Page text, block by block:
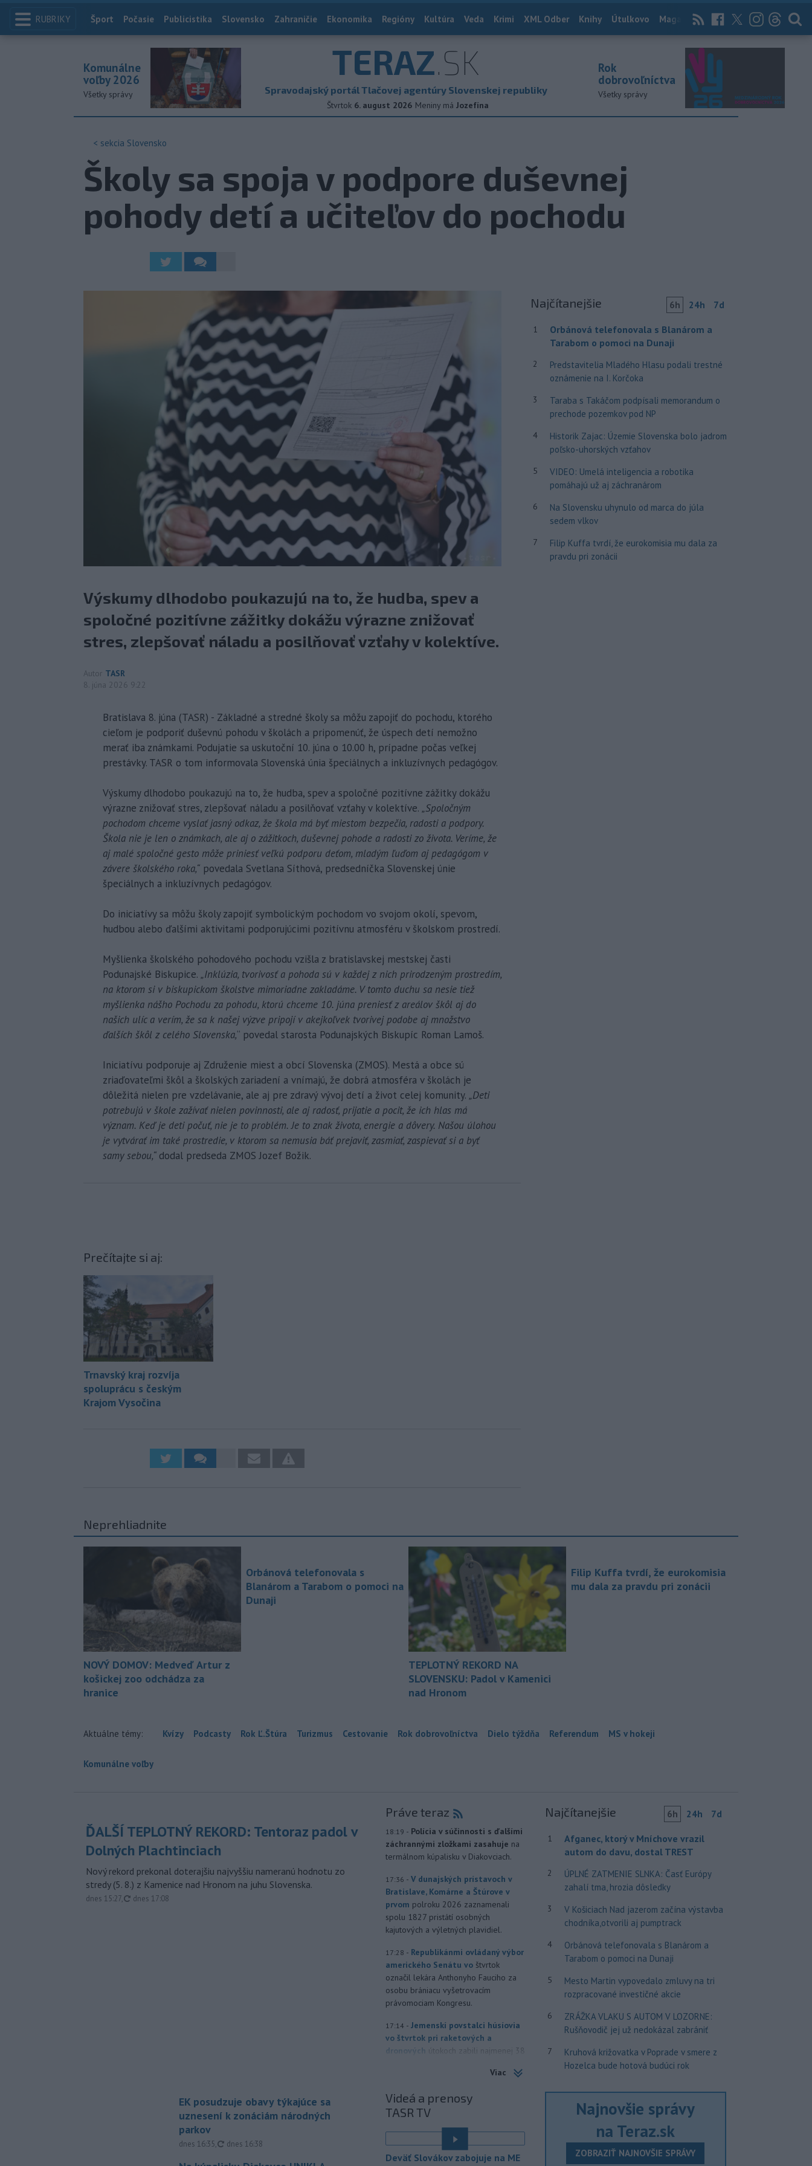
RUBRIKY Index
Šport Počasie Publicistika Slovensko Zahraničie Ekonomika Regióny Kultúra Veda Krimi XML Odber Knihy Útulkovo Magazín News Now Archív
TERAZ.SK
Spravodajský portál Tlačovej agentúry Slovenskej republiky
Štvrtok 6. august 2026 Meniny má Jozefína
Komunálne
voľby 2026
Všetky správy
Rok
dobrovoľníctva
Všetky správy
< sekcia Slovensko
Školy sa spoja v podpore duševnej
pohody detí a učiteľov do pochodu
Výskumy dlhodobo poukazujú na to, že hudba, spev a
spoločné pozitívne zážitky dokážu výrazne znižovať
stres, zlepšovať náladu a posilňovať vzťahy v kolektíve.
Autor TASR
8. júna 2026 9:22
Bratislava 8. júna (TASR) - Základné a stredné školy sa môžu zapojiť do pochodu, ktorého
cieľom je podporiť duševnú pohodu v školách a pripomenúť, že úspech detí nemožno
merať iba známkami. Podujatie sa uskutoční 10. júna o 10.00 h, prípadne počas veľkej
prestávky. TASR o tom informovala Slovenská únia špeciálnych a inkluzívnych pedagógov.
Výskumy dlhodobo poukazujú na to, že hudba, spev a spoločné pozitívne zážitky dokážu
výrazne znižovať stres, zlepšovať náladu a posilňovať vzťahy v kolektíve. „Spoločným
pochodom chceme vyslať jasný odkaz, že škola má byť miestom bezpečia, radosti a podpory.
Škola nie je len o známkach, ale aj o zážitkoch, duševnej pohode a radosti zo života. Veríme, že
aj malé spoločné gesto môže priniesť veľkú podporu deťom, mladým ľuďom aj pedagógom v
závere školského roka,“ povedala Svetlana Síthová, predsedníčka Slovenskej únie
špeciálnych a inkluzívnych pedagógov.
Do iniciatívy sa môžu školy zapojiť symbolickým pochodom vo svojom okolí, spevom,
hudbou alebo ďalšími aktivitami podporujúcimi pozitívnu atmosféru v školskom prostredí.
Myšlienka školského pohodového pochodu vzišla z bratislavskej mestskej časti
Podunajské Biskupice. „Inklúzia, tvorivosť a pohoda sú v každej z nich prirodzeným prostredím,
na ktorom si v biskupickom školstve mimoriadne zakladáme. V tomto duchu sa nesie tiež
myšlienka nášho Pochodu za pohodu, ktorú chceme 10. júna preniesť z areálov škôl aj do
našich ulíc a verím, že sa k našej výzve pripojí v akejkoľvek tvorivej podobe aj množstvo
ďalších škôl z celého Slovenska,“ povedal starosta Podunajských Biskupíc Roman Lamoš.
Iniciatívu podporuje aj Združenie miest a obcí Slovenska (ZMOS). Mestá a obce sú
zriaďovateľmi škôl a školských zariadení a vnímajú, že dobrá atmosféra v školách je
dôležitá nielen pre vzdelávanie, ale aj pre zdravý vývoj detí a život celej komunity. „Deti
potrebujú v škole zažívať nielen povinnosti, ale aj radosť, prijatie a pocit, že ich hlas má
význam. Keď je deti počuť, nie je to problém. Je to znak života, energie a dôvery. Našou úlohou
je vytvárať im také prostredie, v ktorom sa nemusia báť prejaviť, zasmiať, zaspievať si a byť
samy sebou,“ dodal predseda ZMOS Jozef Božik.
Prečítajte si aj:
Trnavský kraj rozvíja
spoluprácu s českým
Krajom Vysočina
Najčítanejšie 6h 24h 7d
1
Orbánová telefonovala s Blanárom a
Tarabom o pomoci na Dunaji
2
Predstavitelia Mladého Hlasu podali trestné
oznámenie na I. Korčoka
3
Taraba s Takáčom podpísali memorandum o
prechode pozemkov pod NP
4
Historik Zajac: Územie Slovenska bolo jadrom
poľsko-uhorských vzťahov
5
VIDEO: Umelá inteligencia a robotika
pomáhajú už aj záchranárom
6
Na Slovensku uhynulo od marca do júla
sedem vlkov
7
Filip Kuffa tvrdí, že eurokomisia mu dala za
pravdu pri zonácii
Neprehliadnite
NOVÝ DOMOV: Medveď Artur z
košickej zoo odchádza za
hranice
Orbánová telefonovala s
Blanárom a Tarabom o pomoci na
Dunaji
TEPLOTNÝ REKORD NA
SLOVENSKU: Padol v Kamenici
nad Hronom
Filip Kuffa tvrdí, že eurokomisia
mu dala za pravdu pri zonácii
Aktuálne témy: Kvízy Podcasty Rok Ľ.Štúra Turizmus Cestovanie Rok dobrovoľníctva Dielo týždňa Referendum MS v hokeji
Komunálne voľby
ĎALŠÍ TEPLOTNÝ REKORD: Tentoraz padol v
Dolných Plachtinciach
Nový rekord prekonal doterajšiu najvyššiu nameranú hodnotu zo
stredy (5. 8.) z Kamenice nad Hronom na juhu Slovenska.
dnes 15:27, aktualizované
dnes 17:08
EK posudzuje obavy týkajúce sa
uznesení k zonáciám národných
parkov
dnes 16:35, aktualizované
dnes 16:38
Práve teraz
18:19 - Polícia v súčinnosti s ďalšími
záchrannými zložkami zasahuje na
termálnom kúpalisku v Diakovciach.
17:36 - V dunajských prístavoch v
Bratislave, Komárne a Štúrove v
prvom polroku 2026 zaznamenali
spolu 1827 pristátí osobných
kajutových a výletných plavidiel.
17:28 - Republikánmi ovládaný výbor
amerického Senátu vo štvrtok
označil lekára Anthonyho Fauciho za
osobu brániacu vyšetrovacím
právomociam Kongresu.
17:14 - Jemenskí povstalci húsíovia
vo štvrtok pri raketových a
dronových
útokoch zabili najmenej 38
zranili, uviedli pre agentúru AFP
16:35 - Európska komisia (EK)
vznesené obavy týkajúce sa
vládnych uznesení k zonáciám
národných parkov. Zároveň posudzuje
Viac
Videá a prenosy
TASR TV
Deväť Slovákov zabojuje na ME
Najčítanejšie 6h 24h 7d
1
Afganec, ktorý v Mníchove vrazil
autom do davu, dostal TREST
2
ÚPLNÉ ZATMENIE SLNKA: Časť Európy
zahalí tma, hrozia dôsledky
3
V Košiciach Nad jazerom začína výstavba
chodníka,otvorili aj pumptrack
4
Orbánová telefonovala s Blanárom a
Tarabom o pomoci na Dunaji
5
Mesto Martin vypovedalo zmluvy na tri
rozpracované investičné akcie
6
ZRÁŽKA VLAKU S AUTOM V LOZORNE:
Rušňovodič jej už nedokázal zabrániť
7
Kruhová križovatka v Poprade v smere z
Hozelca bude hotová budúci rok
Najnovšie správy
na Teraz.sk
ZOBRAZIŤ NAJNOVŠIE SPRÁVY